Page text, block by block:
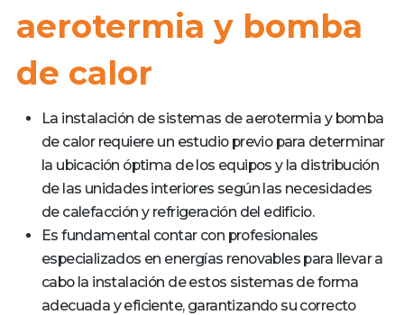
aerotermia y bomba
de calor
La instalación de sistemas de aerotermia y bomba
de calor requiere un estudio previo para determinar
la ubicación óptima de los equipos y la distribución
de las unidades interiores según las necesidades
de calefacción y refrigeración del edificio.
Es fundamental contar con profesionales
especializados en energías renovables para llevar a
cabo la instalación de estos sistemas de forma
adecuada y eficiente, garantizando su correcto